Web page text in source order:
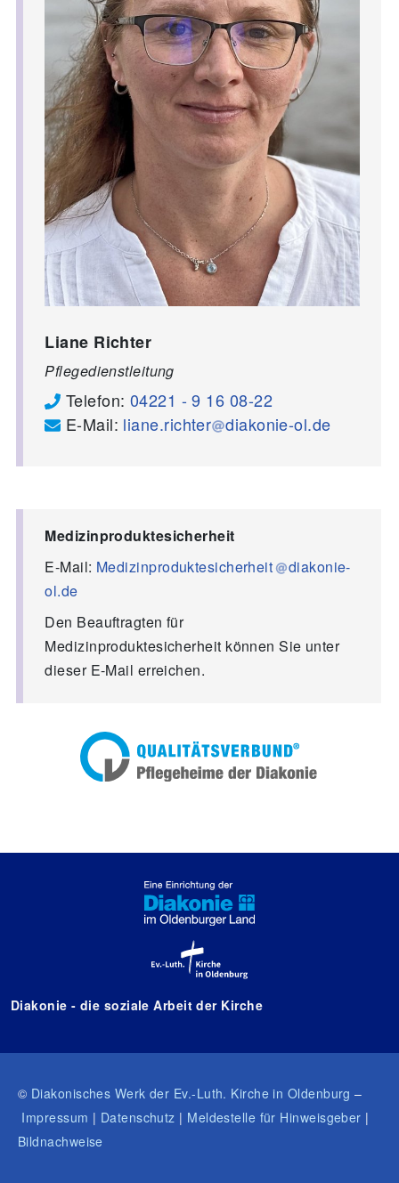
Liane Richter
Pflegedienstleitung
Telefon: 04221 - 9 16 08-22
E-Mail: liane.richter diakonie-ol.de
Medizinproduktesicherheit
E-Mail: Medizinproduktesicherheit
diakonie-
ol.de
Den Beauftragten für
Medizinproduktesicherheit können Sie unter
dieser E-Mail erreichen.
Diakonie - die soziale Arbeit der Kirche
© Diakonisches Werk der Ev.-Luth. Kirche in Oldenburg –
Impressum | Datenschutz | Meldestelle für Hinweisgeber |
Bildnachweise